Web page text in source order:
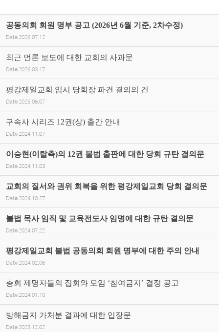
공동의회 회원 명부 공고 (2026년 6월 기준, 2차수정)
Date 2026.07.12
최근 언론 보도에 대한 교회의 사과문
Date 2026.03.17
평강제일교회 임시 당회장 파견 결의의 건
Date 2025.06.07
구속사 시리즈 12권(상) 출간 안내
Date 2024.11.07
이승현(이탈측)의 12권 불법 출판에 대한 당회 규탄 결의문
Date 2024.11.03
교회의 질서와 권위 회복을 위한 평강제일교회 당회 결의문
Date 2024.10.27
불법 목사 임직 및 교육전도사 임명에 대한 규탄 결의문
Date 2024.07.22
평강제일교회 불법 공동의회 회원 명부에 대한 주의 안내
Date 2024.02.06
총회 제명자들의 집회와 모임 ‘참여금지’ 결정 공고
Date 2024.01.10
방해금지 가처분 결과에 대한 입장문
Date 2023.12.02